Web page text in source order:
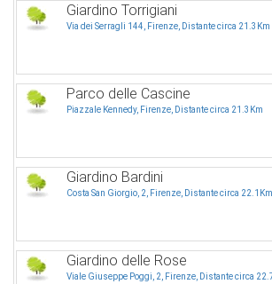
Giardino Torrigiani
Via dei Serragli 144, Firenze, Distante circa 21.3Km
Parco delle Cascine
Piazzale Kennedy, Firenze, Distante circa 21.3Km
Giardino Bardini
Costa San Giorgio, 2, Firenze, Distante circa 22.1Km
Giardino delle Rose
Viale Giuseppe Poggi, 2, Firenze, Distante circa